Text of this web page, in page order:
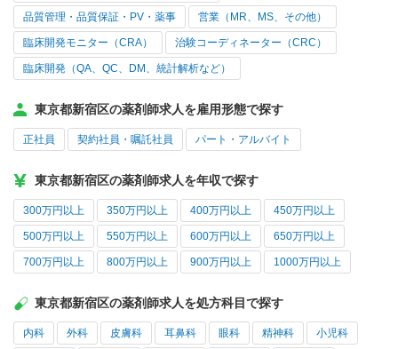
品質管理・品質保証・PV・薬事 営業（MR、MS、その他）
臨床開発モニター（CRA） 治験コーディネーター（CRC）
臨床開発（QA、QC、DM、統計解析など）
東京都新宿区の薬剤師求人を雇用形態で探す
正社員 契約社員・嘱託社員 パート・アルバイト
東京都新宿区の薬剤師求人を年収で探す
300万円以上 350万円以上 400万円以上 450万円以上
500万円以上 550万円以上 600万円以上 650万円以上
700万円以上 800万円以上 900万円以上 1000万円以上
東京都新宿区の薬剤師求人を処方科目で探す
内科 外科 皮膚科 耳鼻科 眼科 精神科 小児科